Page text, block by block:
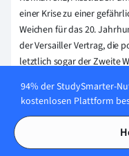
einer Krise zu einer
Weichen für das 20.
der Versailler Vertrag, die
letztlich sogar der Zweite
Was passierte nach
Nach dem Attentat auf
Franz Ferdinand am 28.
94% der StudySmarter-
kostenlosen Plattform